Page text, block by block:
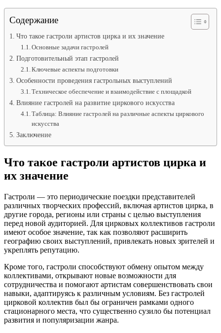
Содержание
Что такое гастроли артистов цирка и их значение
Основные задачи гастролей
Подготовительный этап гастролей
Ключевые аспекты подготовки
Особенности проведения гастрольных выступлений
Техническое обеспечение и взаимодействие с площадкой
Влияние гастролей на развитие циркового искусства
Таблица: Влияние гастролей на различные аспекты циркового
искусства
Заключение
Что такое гастроли артистов цирка и
их значение
Гастроли — это периодические поездки представителей
различных творческих профессий, включая артистов цирка, в
другие города, регионы или страны с целью выступления
перед новой аудиторией. Для цирковых коллективов гастроли
имеют особое значение, так как позволяют расширить
географию своих выступлений, привлекать новых зрителей и
укреплять репутацию.
Кроме того, гастроли способствуют обмену опытом между
коллективами, открывают новые возможности для
сотрудничества и помогают артистам совершенствовать свои
навыки, адаптируясь к различным условиям. Без гастролей
цирковой коллектив был бы ограничен рамками одного
стационарного места, что существенно сузило бы потенциал
развития и популяризации жанра.